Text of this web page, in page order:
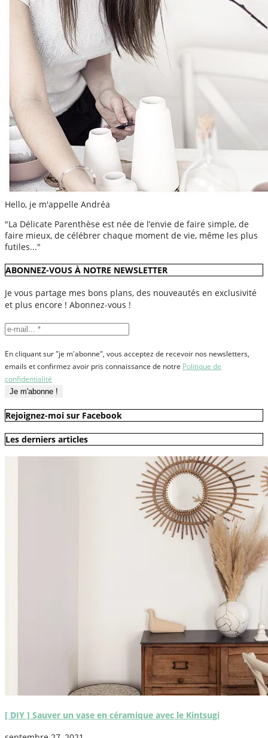
Hello, je m'appelle Andréa
"La Délicate Parenthèse est née de l’envie de faire simple, de
faire mieux, de célébrer chaque moment de vie, même les plus
futiles..."
ABONNEZ-VOUS À NOTRE NEWSLETTER
Je vous partage mes bons plans, des nouveautés en exclusivité
et plus encore ! Abonnez-vous !
En cliquant sur "je m'abonne", vous acceptez de recevoir nos newsletters,
emails et confirmez avoir pris connaissance de notre Politique de
confidentialité
Rejoignez-moi sur Facebook
Les derniers articles
[ DIY ] Sauver un vase en céramique avec le Kintsugi